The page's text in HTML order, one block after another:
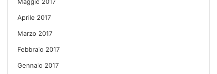
Aprile 2017
Marzo 2017
Febbraio 2017
Gennaio 2017